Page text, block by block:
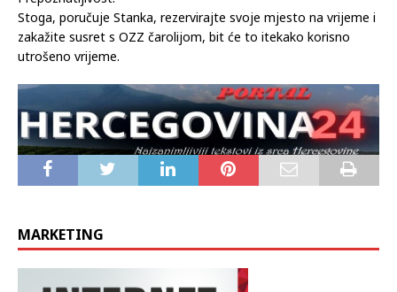
Stoga, poručuje Stanka, rezervirajte svoje mjesto na vrijeme i
zakažite susret s OZZ čarolijom, bit će to itekako korisno
utrošeno vrijeme.
MARKETING